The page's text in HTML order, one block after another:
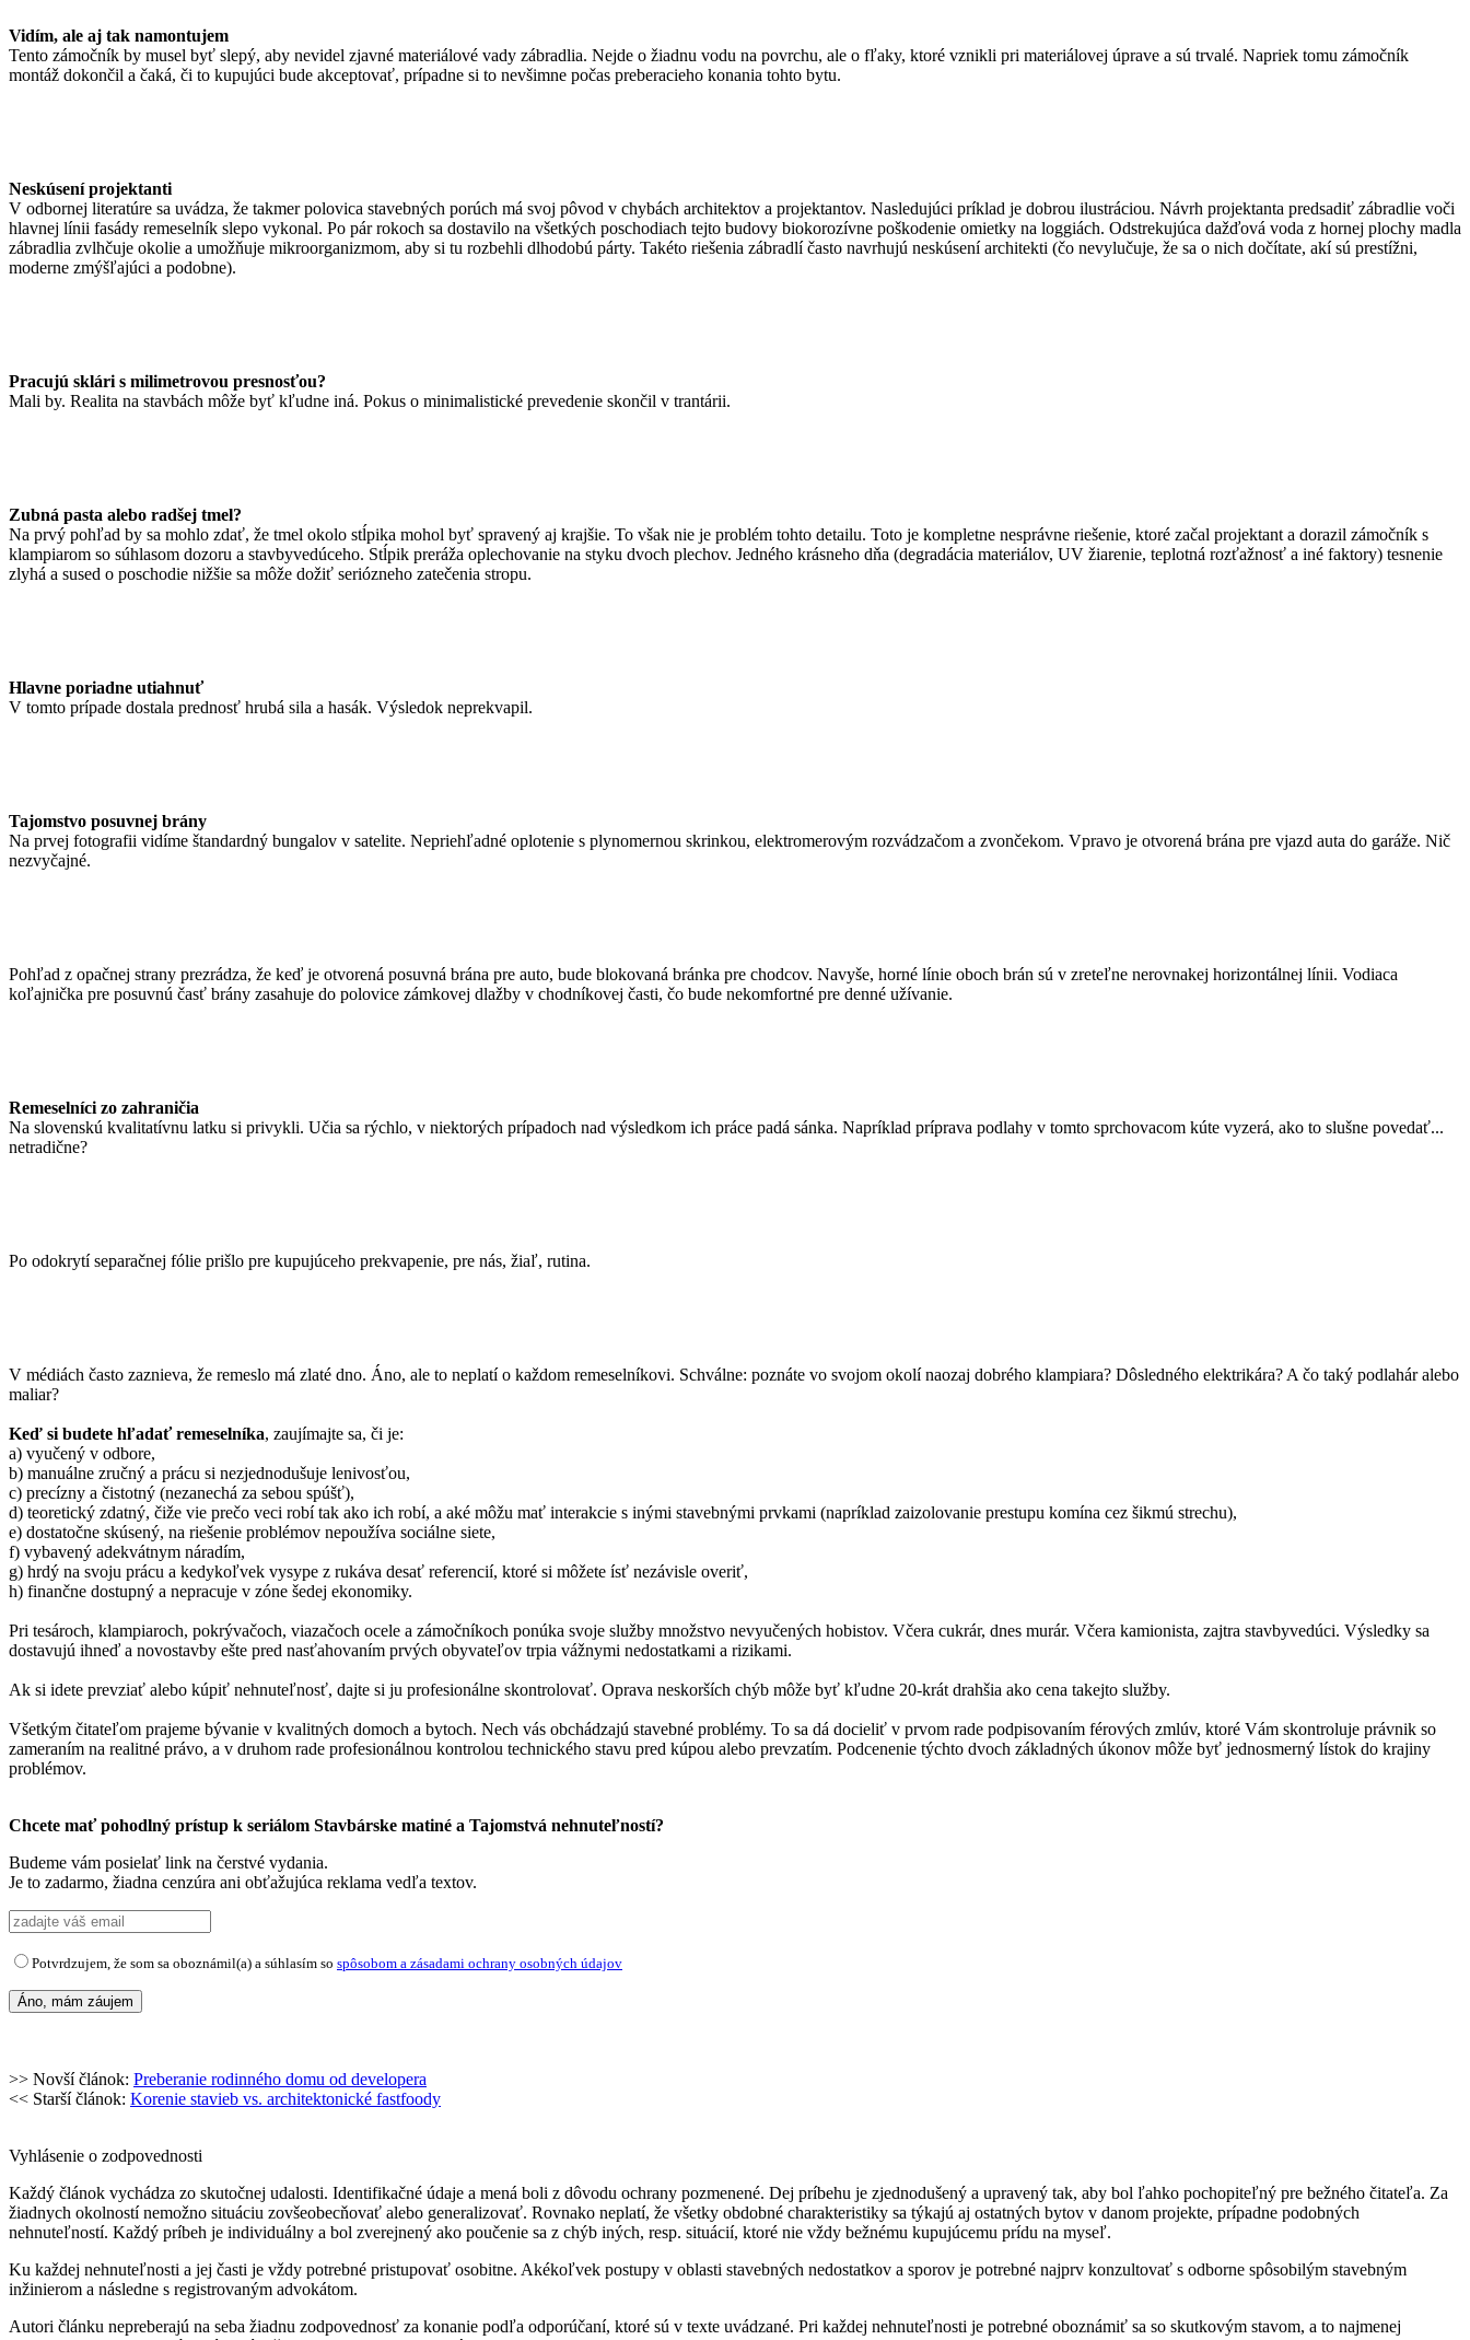
Vidím, ale aj tak namontujem
Tento zámočník by musel byť slepý, aby nevidel zjavné materiálové vady zábradlia. Nejde o žiadnu vodu na povrchu, ale o fľaky, ktoré vznikli pri materiálovej úprave a sú trvalé. Napriek tomu zámočník
montáž dokončil a čaká, či to kupujúci bude akceptovať, prípadne si to nevšimne počas preberacieho konania tohto bytu.
Neskúsení projektanti
V odbornej literatúre sa uvádza, že takmer polovica stavebných porúch má svoj pôvod v chybách architektov a projektantov. Nasledujúci príklad je dobrou ilustráciou. Návrh projektanta predsadiť zábradlie voči
hlavnej línii fasády remeselník slepo vykonal. Po pár rokoch sa dostavilo na všetkých poschodiach tejto budovy biokorozívne poškodenie omietky na loggiách. Odstrekujúca dažďová voda z hornej plochy madla
zábradlia zvlhčuje okolie a umožňuje mikroorganizmom, aby si tu rozbehli dlhodobú párty. Takéto riešenia zábradlí často navrhujú neskúsení architekti (čo nevylučuje, že sa o nich dočítate, akí sú prestížni,
moderne zmýšľajúci a podobne).
Pracujú sklári s milimetrovou presnosťou?
Mali by. Realita na stavbách môže byť kľudne iná. Pokus o minimalistické prevedenie skončil v trantárii.
Zubná pasta alebo radšej tmel?
Na prvý pohľad by sa mohlo zdať, že tmel okolo stĺpika mohol byť spravený aj krajšie. To však nie je problém tohto detailu. Toto je kompletne nesprávne riešenie, ktoré začal projektant a dorazil zámočník s
klampiarom so súhlasom dozoru a stavbyvedúceho. Stĺpik preráža oplechovanie na styku dvoch plechov. Jedného krásneho dňa (degradácia materiálov, UV žiarenie, teplotná rozťažnosť a iné faktory) tesnenie
zlyhá a sused o poschodie nižšie sa môže dožiť seriózneho zatečenia stropu.
Hlavne poriadne utiahnuť
V tomto prípade dostala prednosť hrubá sila a hasák. Výsledok neprekvapil.
Tajomstvo posuvnej brány
Na prvej fotografii vidíme štandardný bungalov v satelite. Nepriehľadné oplotenie s plynomernou skrinkou, elektromerovým rozvádzačom a zvončekom. Vpravo je otvorená brána pre vjazd auta do garáže. Nič
nezvyčajné.
Pohľad z opačnej strany prezrádza, že keď je otvorená posuvná brána pre auto, bude blokovaná bránka pre chodcov. Navyše, horné línie oboch brán sú v zreteľne nerovnakej horizontálnej línii. Vodiaca
koľajnička pre posuvnú časť brány zasahuje do polovice zámkovej dlažby v chodníkovej časti, čo bude nekomfortné pre denné užívanie.
Remeselníci zo zahraničia
Na slovenskú kvalitatívnu latku si privykli. Učia sa rýchlo, v niektorých prípadoch nad výsledkom ich práce padá sánka. Napríklad príprava podlahy v tomto sprchovacom kúte vyzerá, ako to slušne povedať...
netradične?
Po odokrytí separačnej fólie prišlo pre kupujúceho prekvapenie, pre nás, žiaľ, rutina.
V médiách často zaznieva, že remeslo má zlaté dno. Áno, ale to neplatí o každom remeselníkovi. Schválne: poznáte vo svojom okolí naozaj dobrého klampiara? Dôsledného elektrikára? A čo taký podlahár alebo
maliar?
Keď si budete hľadať remeselníka, zaujímajte sa, či je:
a) vyučený v odbore,
b) manuálne zručný a prácu si nezjednodušuje lenivosťou,
c) precízny a čistotný (nezanechá za sebou spúšť),
d) teoretický zdatný, čiže vie prečo veci robí tak ako ich robí, a aké môžu mať interakcie s inými stavebnými prvkami (napríklad zaizolovanie prestupu komína cez šikmú strechu),
e) dostatočne skúsený, na riešenie problémov nepoužíva sociálne siete,
f) vybavený adekvátnym náradím,
g) hrdý na svoju prácu a kedykoľvek vysype z rukáva desať referencií, ktoré si môžete ísť nezávisle overiť,
h) finančne dostupný a nepracuje v zóne šedej ekonomiky.
Pri tesároch, klampiaroch, pokrývačoch, viazačoch ocele a zámočníkoch ponúka svoje služby množstvo nevyučených hobistov. Včera cukrár, dnes murár. Včera kamionista, zajtra stavbyvedúci. Výsledky sa
dostavujú ihneď a novostavby ešte pred nasťahovaním prvých obyvateľov trpia vážnymi nedostatkami a rizikami.
Ak si idete prevziať alebo kúpiť nehnuteľnosť, dajte si ju profesionálne skontrolovať. Oprava neskorších chýb môže byť kľudne 20-krát drahšia ako cena takejto služby.
Všetkým čitateľom prajeme bývanie v kvalitných domoch a bytoch. Nech vás obchádzajú stavebné problémy. To sa dá docieliť v prvom rade podpisovaním férových zmlúv, ktoré Vám skontroluje právnik so
zameraním na realitné právo, a v druhom rade profesionálnou kontrolou technického stavu pred kúpou alebo prevzatím. Podcenenie týchto dvoch základných úkonov môže byť jednosmerný lístok do krajiny
problémov.
Chcete mať pohodlný prístup k seriálom Stavbárske matiné a Tajomstvá nehnuteľností?
Budeme vám posielať link na čerstvé vydania.
Je to zadarmo, žiadna cenzúra ani obťažujúca reklama vedľa textov.
Potvrdzujem, že som sa oboznámil(a) a súhlasím so spôsobom a zásadami ochrany osobných údajov
>> Novší článok: Preberanie rodinného domu od developera
<< Starší článok: Korenie stavieb vs. architektonické fastfoody
Vyhlásenie o zodpovednosti
Každý článok vychádza zo skutočnej udalosti. Identifikačné údaje a mená boli z dôvodu ochrany pozmenené. Dej príbehu je zjednodušený a upravený tak, aby bol ľahko pochopiteľný pre bežného čitateľa. Za
žiadnych okolností nemožno situáciu zovšeobecňovať alebo generalizovať. Rovnako neplatí, že všetky obdobné charakteristiky sa týkajú aj ostatných bytov v danom projekte, prípadne podobných
nehnuteľností. Každý príbeh je individuálny a bol zverejnený ako poučenie sa z chýb iných, resp. situácií, ktoré nie vždy bežnému kupujúcemu prídu na myseľ.
Ku každej nehnuteľnosti a jej časti je vždy potrebné pristupovať osobitne. Akékoľvek postupy v oblasti stavebných nedostatkov a sporov je potrebné najprv konzultovať s odborne spôsobilým stavebným
inžinierom a následne s registrovaným advokátom.
Autori článku nepreberajú na seba žiadnu zodpovednosť za konanie podľa odporúčaní, ktoré sú v texte uvádzané. Pri každej nehnuteľnosti je potrebné oboznámiť sa so skutkovým stavom, a to najmenej